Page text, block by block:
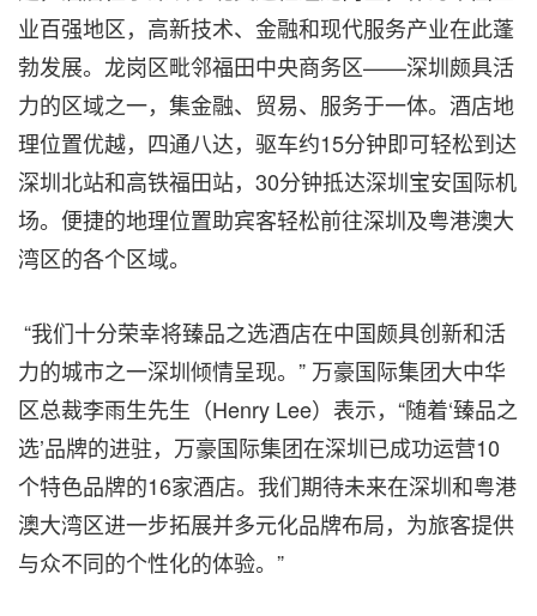
业百强地区，高新技术、金融和现代服务产业在此蓬
勃发展。龙岗区毗邻福田中央商务区——深圳颇具活
力的区域之一，集金融、贸易、服务于一体。酒店地
理位置优越，四通八达，驱车约15分钟即可轻松到达
深圳北站和高铁福田站，30分钟抵达深圳宝安国际机
场。便捷的地理位置助宾客轻松前往深圳及粤港澳大
湾区的各个区域。
“我们十分荣幸将臻品之选酒店在中国颇具创新和活
力的城市之一深圳倾情呈现。” 万豪国际集团大中华
区总裁李雨生先生（Henry Lee）表示，“随着‘臻品之
选’品牌的进驻，万豪国际集团在深圳已成功运营10
个特色品牌的16家酒店。我们期待未来在深圳和粤港
澳大湾区进一步拓展并多元化品牌布局，为旅客提供
与众不同的个性化的体验。”